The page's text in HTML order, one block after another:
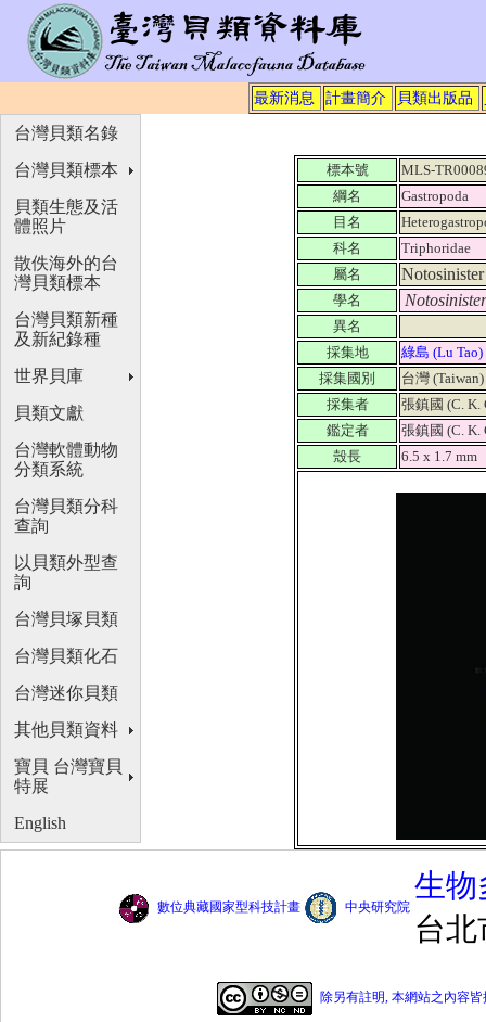
最新消息 計畫簡介 貝類出版品
標本號
MLS-
綱名
Gastropoda
目名
科名
Triphoridae
屬名
Notosinister
學名
異名
採集地
綠島 (Lu Tao)
採集國別
台灣
採集者
張鎮國 (C. K.
鑑定者
張鎮國 (C. K.
殼長
6.5 x 1.7 mm
台灣貝類名錄
台灣貝類標本
貝類生態及活
體照片
散佚海外的台
灣貝類標本
台灣貝類新種
及新紀錄種
世界貝庫
貝類文獻
台灣軟體動物
分類系統
台灣貝類分科
查詢
以貝類外型查
詢
台灣貝塚貝類
台灣貝類化石
台灣迷你貝類
其他貝類資料
寶貝 台灣寶貝
特展
English
數位典藏國家型科技計畫 中央研究院
生物
台北
除另有註明, 本網站之內容